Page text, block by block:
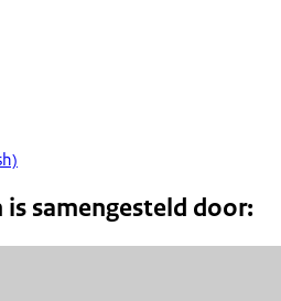
samengesteld door: